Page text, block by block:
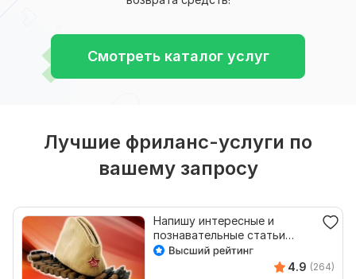
Смотреть каталог услуг
Лучшие фриланс-услуги по
вашему запросу
Напишу интересные и
познавательные статьи
военной тематики
4.9 (264)